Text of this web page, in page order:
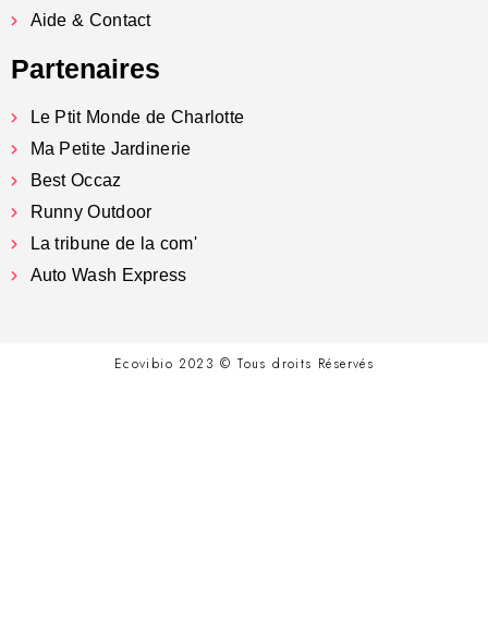
Aide & Contact
Partenaires
Le Ptit Monde de Charlotte
Ma Petite Jardinerie
Best Occaz
Runny Outdoor
La tribune de la com'
Auto Wash Express
Ecovibio 2023 © Tous droits Réservés